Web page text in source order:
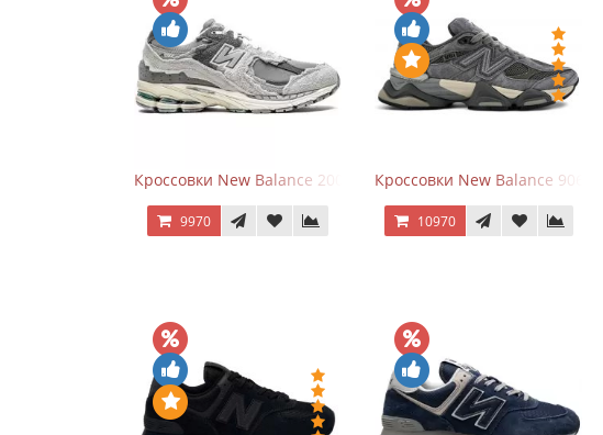
Кроссовки New Balance 2002R Protection Pack Grey
9970
Кроссовки New Balance 9060
10970